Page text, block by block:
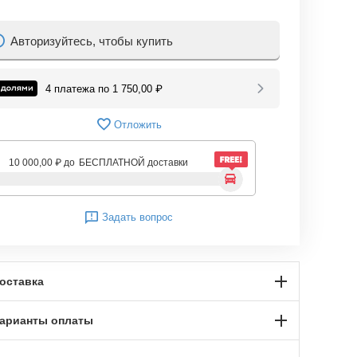
Авторизуйтесь, чтобы купить
4 платежа по 1 750,00 ₽
Отложить
10 000,00 ₽ до БЕСПЛАТНОЙ доставки
Задать вопрос
оплаты